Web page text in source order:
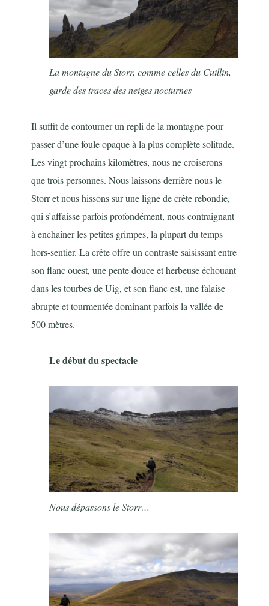
La montagne du Storr, comme celles du Cuillin,
garde des traces des neiges nocturnes
Il suffit de contourner un repli de la montagne pour
passer d’une foule opaque à la plus complète solitude.
Les vingt prochains kilomètres, nous ne croiserons
que trois personnes. Nous laissons derrière nous le
Storr et nous hissons sur une ligne de crête rebondie,
qui s’affaisse parfois profondément, nous contraignant
à enchaîner les petites grimpes, la plupart du temps
hors-sentier. La crête offre un contraste saisissant entre
son flanc ouest, une pente douce et herbeuse échouant
dans les tourbes de Uig, et son flanc est, une falaise
abrupte et tourmentée dominant parfois la vallée de
500 mètres.
Le début du spectacle
Nous dépassons le Storr…